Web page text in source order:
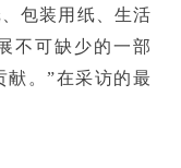
包装用纸、生活
不可缺少的一部
献。”在采访的最